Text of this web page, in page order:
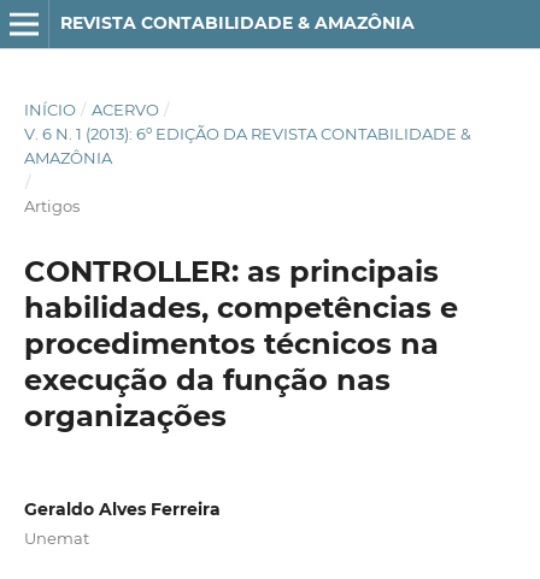
REVISTA CONTABILIDADE & AMAZÔNIA
INÍCIO / ACERVO /
V. 6 N. 1 (2013): 6º EDIÇÃO DA REVISTA CONTABILIDADE &
AMAZÔNIA
/
Artigos
CONTROLLER: as principais
habilidades, competências e
procedimentos técnicos na
execução da função nas
organizações
Geraldo Alves Ferreira
Unemat